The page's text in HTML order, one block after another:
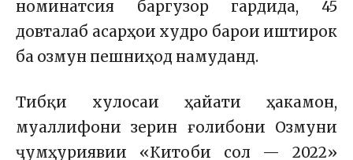
номинатсия баргузор гардида, 45
довталаб асарҳои худро барои иштирок
ба озмун пешниҳод намуданд.
Тибқи хулосаи ҳайати ҳакамон,
муаллифони зерин ғолибони Озмуни
ҷумҳуриявии «Китоби сол — 2022»